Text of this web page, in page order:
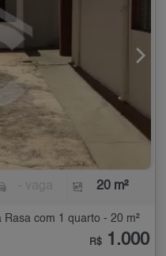
20 m²
com 1 quarto - 20 m²
R$ 1.000